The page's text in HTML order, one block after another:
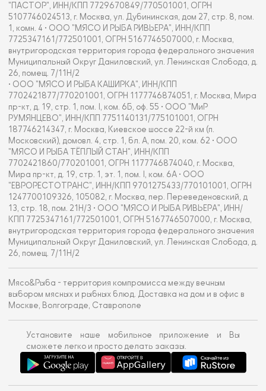
"ПАСТОР", ИНН/КПП 7729670849/770501001, ОГРН
5107746024513, г. Москва, ул. Дубининская, дом 27, стр. 8, пом.
1, комн. 4 • ООО "МЯСО И РЫБА РИВЬЕРА", ИНН/КПП
7725347161/772501001, ОГРН 5167746507000, г. Москва,
внутригородская территория города федерального значения
Муниципальный Округ Даниловский, ул. Ленинская Слобода, д.
26, помещ. 7/11Н/2
• ООО "МЯСО И РЫБА КАШИРКА", ИНН/КПП
7702421877/770201001, ОГРН 1177746874051, г. Москва, Мира
пр-кт, д. 19, стр. 1, пом. I, ком. 6Б, оф. 55 • ООО "МиР
РУМЯНЦЕВО", ИНН/КПП 7751140131/775101001, ОГРН
187746214347, г. Москва, Киевское шоссе 22-й км (п.
Московский), домовл. 4, стр. 1, бл. А, пом. 20, ком. 62 • ООО
"МЯСО И РЫБА ТЁПЛЫЙ СТАН", ИНН/КПП
7702421860/770201001, ОГРН 1177746874040, г. Москва,
Мира пр-кт, д. 19, стр. 1, эт. 1, пом. I, ком. 6А • ООО
"ЕВРОРЕСТОТРАНС", ИНН/КПП 9701275433/770101001, ОГРН
1247700109326, 105082, г. Москва, пер. Переведеновский, д
13, стр. 18, пом. 21Н/3 • ООО "МЯСО И РЫБА РИВЬЕРА", ИНН/
КПП 7725347161/772501001, ОГРН 5167746507000, г. Москва,
внутригородская территория города федерального значения
Муниципальный Округ Даниловский, ул. Ленинская Слобода, д.
26, помещ. 7/11Н/2
Мясо&Рыба - территория компромисса между вечным
выбором мясных и рыбных блюд. Доставка на дом и в офис в
Москве, Волгограде, Ставрополе
Установите наше мобильное приложение и Вы
сможете легко и просто делать заказы.